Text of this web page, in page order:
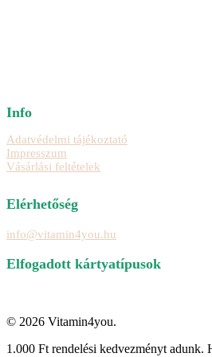
Info
Adatvédelmi tájékoztató
Impresszum
Vásárlási feltételek
Elérhetőség
info@vitamin4you.hu
Elfogadott kártyatípusok
© 2026 Vitamin4you.
Close
1.000 Ft rendelési kedvezményt adunk.